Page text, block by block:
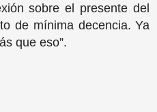
sobre el presente del
de mínima decencia. Ya
que eso”.